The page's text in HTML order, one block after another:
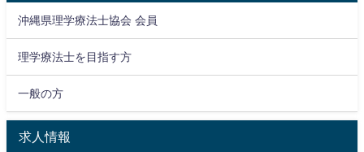
沖縄県理学療法士協会 会員
理学療法士を目指す方
一般の方
求人情報